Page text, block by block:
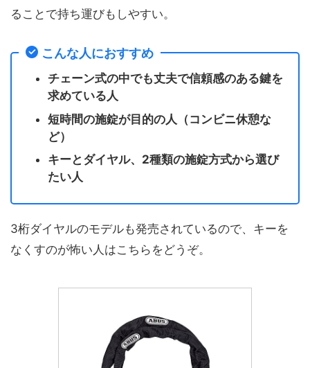
ることで持ち運びもしやすい。
こんな人におすすめ
チェーン式の中でも丈夫で信頼感のある鍵を
求めている人
短時間の施錠が目的の人（コンビニ休憩な
ど）
キーとダイヤル、2種類の施錠方式から選び
たい人
3桁ダイヤルのモデルも発売されているので、キーを
なくすのが怖い人はこちらをどうぞ。